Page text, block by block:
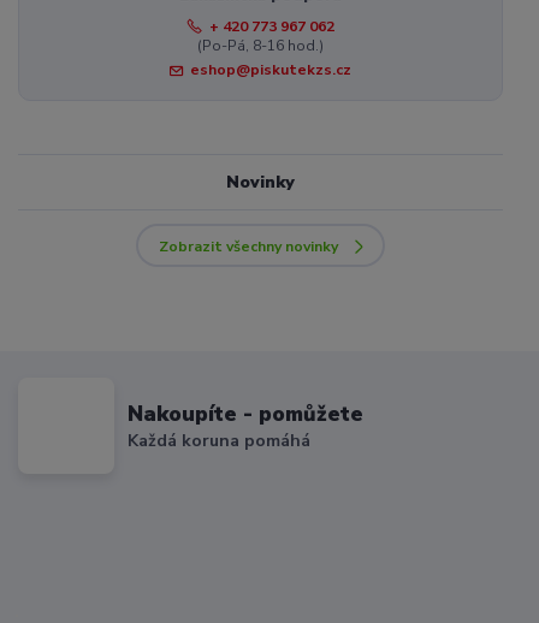
+ 420 773 967 062
(Po-Pá, 8-16 hod.)
eshop@piskutekzs.cz
Novinky
Zobrazit všechny novinky
Nakoupíte - pomůžete
Každá koruna pomáhá